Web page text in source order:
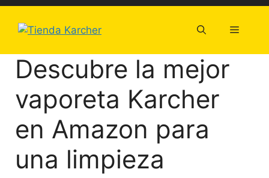
Saltar
contenido
Menú
Descubre la mejor
vaporeta Karcher
en Amazon para
una limpieza